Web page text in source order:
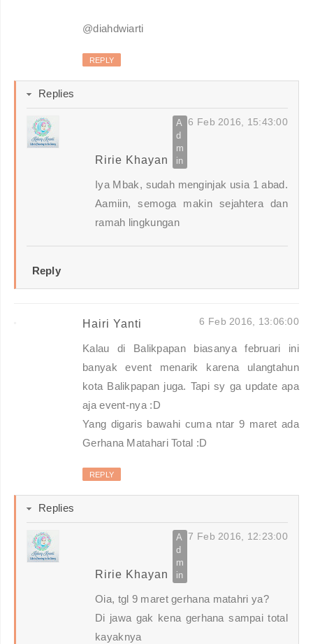
@diahdwiarti
REPLY
Replies
Ririe Khayan
6 Feb 2016, 15:43:00
Iya Mbak, sudah menginjak usia 1 abad.
Aamiin, semoga makin sejahtera dan
ramah lingkungan
Reply
Hairi Yanti 6 Feb 2016, 13:06:00
Kalau di Balikpapan biasanya februari ini
banyak event menarik karena ulangtahun
kota Balikpapan juga. Tapi sy ga update apa
aja event-nya :D
Yang digaris bawahi cuma ntar 9 maret ada
Gerhana Matahari Total :D
REPLY
Replies
Ririe Khayan
7 Feb 2016, 12:23:00
Oia, tgl 9 maret gerhana matahri ya?
Di jawa gak kena gerhana sampai total
kayaknya